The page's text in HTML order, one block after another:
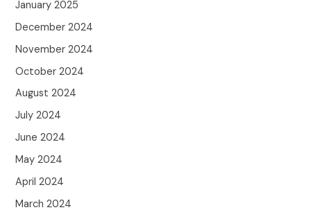
January 2025
December 2024
November 2024
October 2024
August 2024
July 2024
June 2024
May 2024
April 2024
March 2024